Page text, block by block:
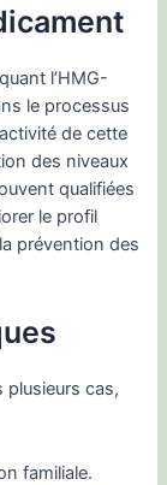
l’HMG-
le processus
de cette
des niveaux
qualifiées
le profil
prévention des
plusieurs cas,
familiale.